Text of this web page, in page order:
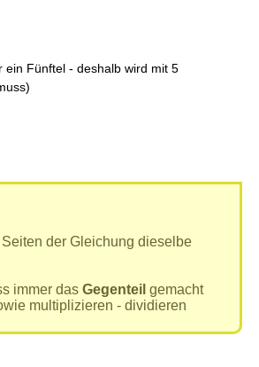
ein Fünftel - deshalb wird mit 5
der Gleichung dieselbe
immer das Gegenteil gemacht
multiplizieren - dividieren